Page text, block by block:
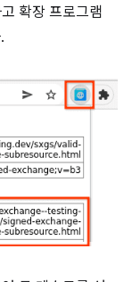
확장 프로그램